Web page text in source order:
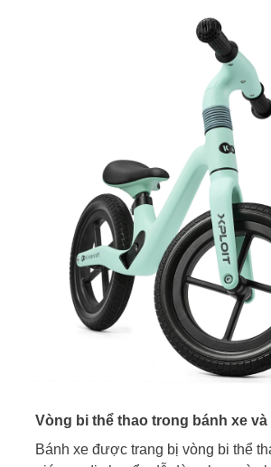
Vòng bi thể thao trong bánh xe và
Bánh xe được trang bị vòng bi thể